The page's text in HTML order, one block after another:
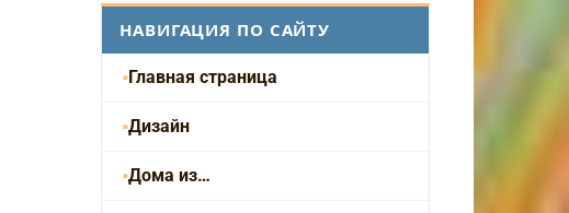
НАВИГАЦИЯ ПО САЙТУ
Главная страница
Дизайн
Дома из…